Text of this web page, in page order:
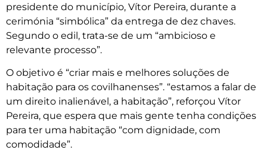
presidente do município, Vítor Pereira, durante a
cerimónia “simbólica” da entrega de dez chaves.
Segundo o edil, trata-se de um “ambicioso e
relevante processo”.
O objetivo é “criar mais e melhores soluções de
habitação para os covilhanenses”. “estamos a falar de
um direito inalienável, a habitação”, reforçou Vítor
Pereira, que espera que mais gente tenha condições
para ter uma habitação “com dignidade, com
comodidade”.